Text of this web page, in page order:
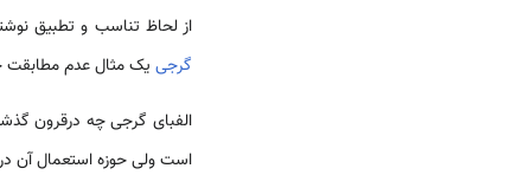
از لحاظ تناسب و تطبیق
گرجی یک مثال عدم
الفبای گرجی چه درقرون
است ولی حوزه استعمال آن